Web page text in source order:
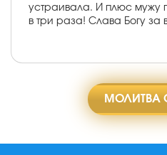
устраивала. И плюс мужу
в три раза! Слава Богу за
МОЛИТВА